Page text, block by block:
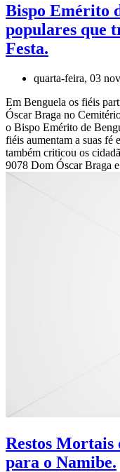
Bispo Emérito
populares que
Festa.
quarta-feira, 03
Em Benguela os fiéis
Óscar Braga no
o Bispo Emérito de
fiéis aumentam a suas fé
também criticou os
9078 Dom Óscar Braga
Restos Mortais
para o Namibe.